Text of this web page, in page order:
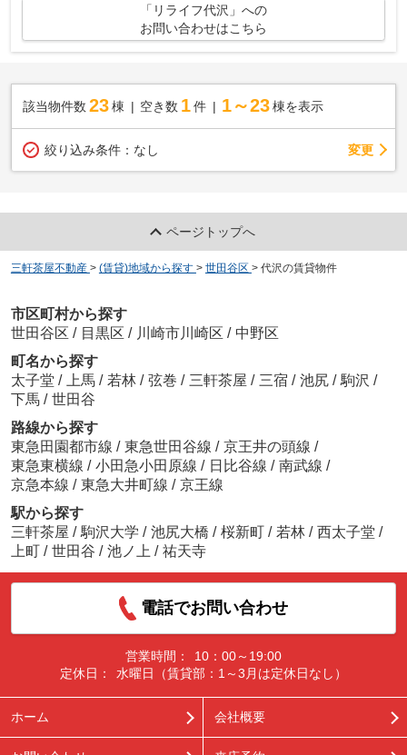
「リライフ代沢」への
お問い合わせはこちら
該当物件数 23棟 空き数 1 件 1～23 棟を表示
絞り込み条件： なし 変更
ページトップへ
三軒茶屋不動産 > (賃貸)地域から探す > 世田谷区 > 代沢の賃貸物件
市区町村から探す
世田谷区 / 目黒区 / 川崎市川崎区 / 中野区
町名から探す
太子堂 / 上馬 / 若林 / 弦巻 / 三軒茶屋 / 三宿 / 池尻 / 駒沢 /
下馬 / 世田谷
路線から探す
東急田園都市線 / 東急世田谷線 / 京王井の頭線 /
東急東横線 / 小田急小田原線 / 日比谷線 / 南武線 /
京急本線 / 東急大井町線 / 京王線
駅から探す
三軒茶屋 / 駒沢大学 / 池尻大橋 / 桜新町 / 若林 / 西太子堂 /
上町 / 世田谷 / 池ノ上 / 祐天寺
電話でお問い合わせ
営業時間：
10：00～19:00
定休日：
水曜日（賃貸部：1～3月は定休日なし）
ホーム 会社概要